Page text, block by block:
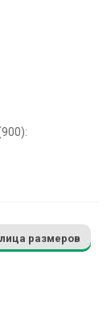
размеров